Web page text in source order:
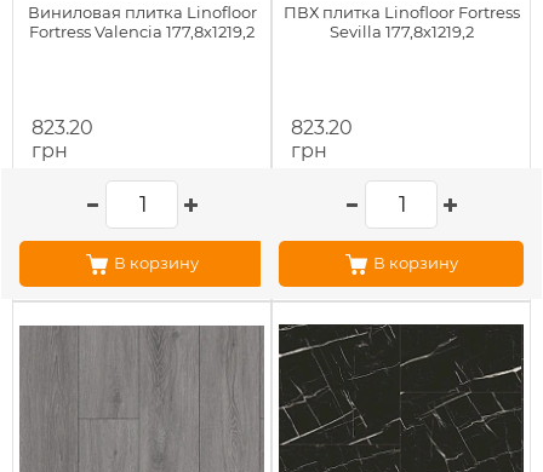
Виниловая плитка Linofloor
Fortress Valencia 177,8х1219,2
823.20
грн
В корзину
ПВХ плитка Linofloor Fortress
Sevilla 177,8х1219,2
823.20
грн
В корзину